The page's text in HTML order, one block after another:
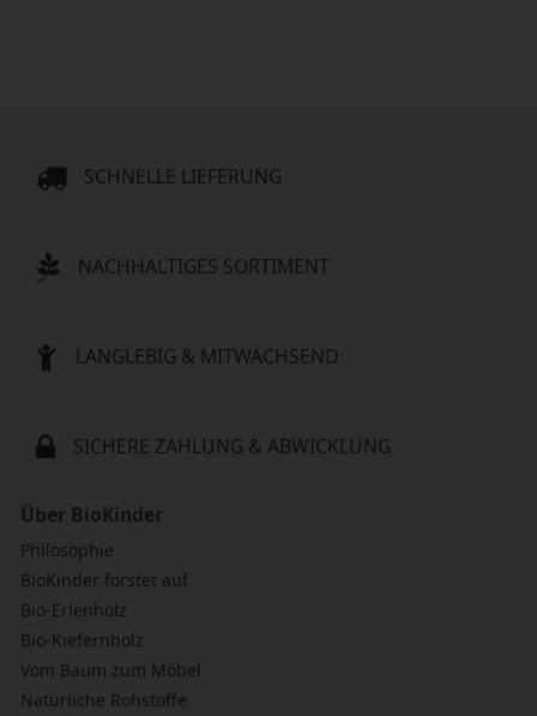
SCHNELLE LIEFERUNG
NACHHALTIGES SORTIMENT
LANGLEBIG & MITWACHSEND
SICHERE ZAHLUNG & ABWICKLUNG
Über BioKinder
Philosophie
BioKinder forstet auf
Bio-Erlenholz
Bio-Kiefernholz
Vom Baum zum Möbel
Natürliche Rohstoffe